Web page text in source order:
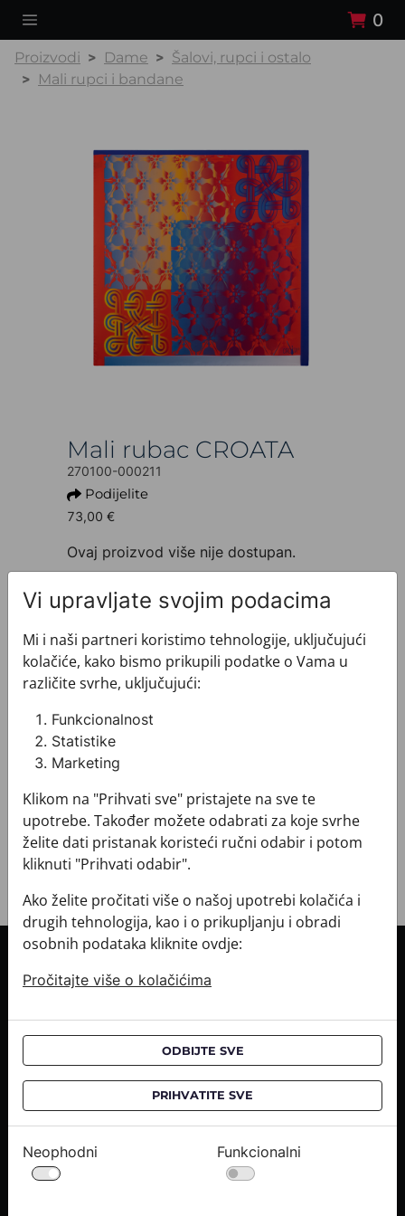
0
Proizvodi Dame
Šalovi, rupci i ostalo
Mali rupci i bandane
Mali rubac CROATA
270100-000211
Podijelite
73,00 €
Ovaj proizvod više nije dostupan.
Dezen: Tematski
Boja: Plava
Proizvod: Mali rubac
Veličina: 67 x 67 cm
Sirovinski sastav : Svila 100%
+ MATERIJAL I ODRŽAVANJE
+ DOSTAVA
+ PLAĆANJE
+ POVRATI I ZAMJENE
Informacije o dostavi
Informacije o kupnji
Upiti medija
Karijere
Vi upravljate svojim podacima
Mi i naši partneri koristimo tehnologije, uključujući
kolačiće, kako bismo prikupili podatke o Vama u
različite svrhe, uključujući:
Funkcionalnost
Statistike
Marketing
Klikom na "Prihvati sve" pristajete na sve te
upotrebe. Također možete odabrati za koje svrhe
želite dati pristanak koristeći ručni odabir i potom
kliknuti "Prihvati odabir".
Ako želite pročitati više o našoj upotrebi kolačića i
drugih tehnologija, kao i o prikupljanju i obradi
osobnih podataka kliknite ovdje:
Pročitajte više o kolačićima
ODBIJTE SVE
PRIHVATITE SVE
Neophodni Funkcionalni